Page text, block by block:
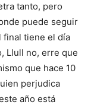
tanto, pero
puede seguir
final tiene el día
Llull no, erre que
que hace 10
perjudica
año está